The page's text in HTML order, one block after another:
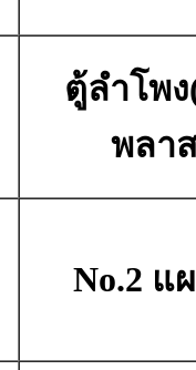
ตู้ลำโพ
พลา
No.2 แ